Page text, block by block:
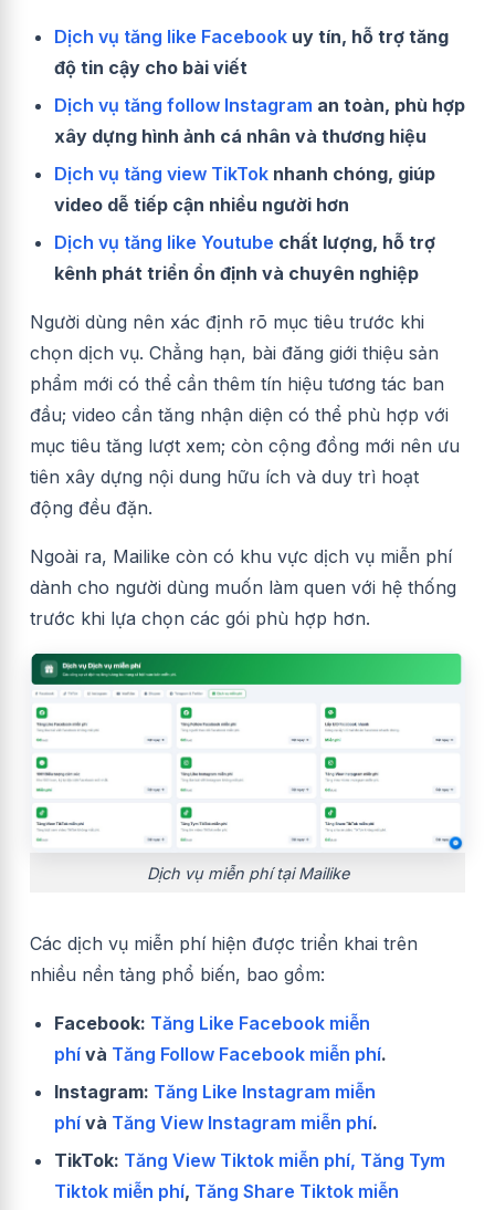
Dịch vụ tăng like Facebook uy tín, hỗ trợ tăng
độ tin cậy cho bài viết
Dịch vụ tăng follow Instagram an toàn, phù hợp
xây dựng hình ảnh cá nhân và thương hiệu
Dịch vụ tăng view TikTok nhanh chóng, giúp
video dễ tiếp cận nhiều người hơn
Dịch vụ tăng like Youtube chất lượng, hỗ trợ
kênh phát triển ổn định và chuyên nghiệp
Người dùng nên xác định rõ mục tiêu trước khi
chọn dịch vụ. Chẳng hạn, bài đăng giới thiệu sản
phẩm mới có thể cần thêm tín hiệu tương tác ban
đầu; video cần tăng nhận diện có thể phù hợp với
mục tiêu tăng lượt xem; còn cộng đồng mới nên ưu
tiên xây dựng nội dung hữu ích và duy trì hoạt
động đều đặn.
Ngoài ra, Mailike còn có khu vực dịch vụ miễn phí
dành cho người dùng muốn làm quen với hệ thống
trước khi lựa chọn các gói phù hợp hơn.
Dịch vụ miễn phí tại Mailike
Các dịch vụ miễn phí hiện được triển khai trên
nhiều nền tảng phổ biến, bao gồm:
Facebook: Tăng Like Facebook miễn
phí và Tăng Follow Facebook miễn phí.
Instagram: Tăng Like Instagram miễn
phí và Tăng View Instagram miễn phí.
TikTok: Tăng View Tiktok miễn phí, Tăng Tym
Tiktok miễn phí, Tăng Share Tiktok miễn